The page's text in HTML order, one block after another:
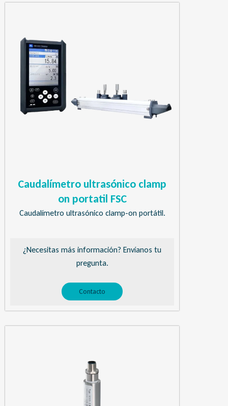
Caudalímetro ultrasónico clamp
on portatil FSC
Caudalímetro ultrasónico clamp-on portátil.
¿Necesitas más información? Envíanos tu
pregunta.
Contacto